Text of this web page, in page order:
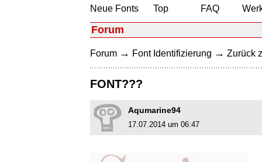
Neue Fonts
Top
FAQ
Forum
Forum → Font Identifizierung → Zurück
FONT???
Aqumarine94
17.07.2014 um 06:47